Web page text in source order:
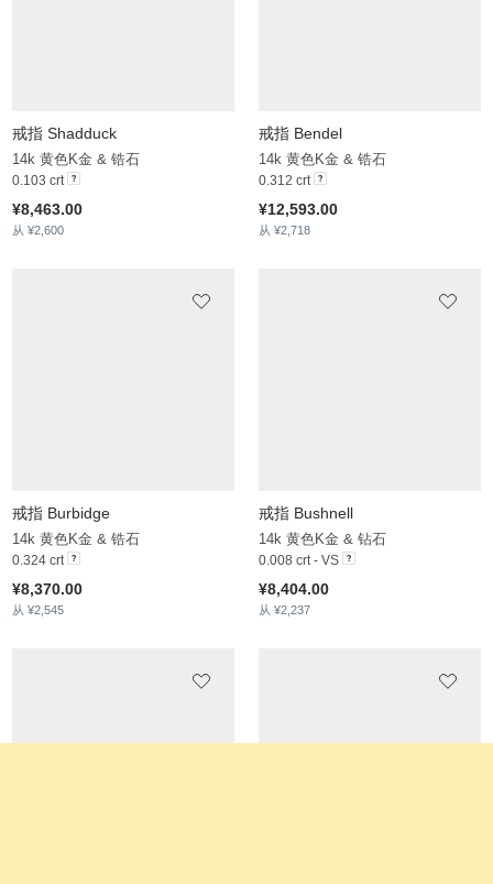
戒指 Shadduck
14k 黄色K金 & 锆石
0.103 crt
¥8,463.00
从 ¥2,600
戒指 Bendel
14k 黄色K金 & 锆石
0.312 crt
¥12,593.00
从 ¥2,718
戒指 Burbidge
14k 黄色K金 & 锆石
0.324 crt
¥8,370.00
从 ¥2,545
戒指 Bushnell
14k 黄色K金 & 钻石
0.008 crt - VS
¥8,404.00
从 ¥2,237